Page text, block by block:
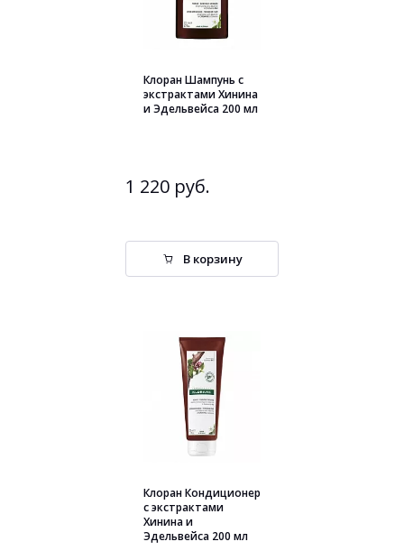
Клоран Шампунь с
экстрактами Хинина
и Эдельвейса 200 мл
1 220 руб.
В корзину
Клоран Кондиционер
с экстрактами
Хинина и
Эдельвейса 200 мл